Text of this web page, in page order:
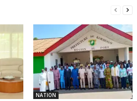
NATION